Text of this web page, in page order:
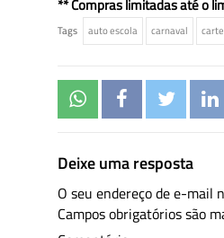
** Compras limitadas até o
Tags auto escola carnaval
Deixe uma resposta
O seu endereço de e-mail
Campos obrigatórios são